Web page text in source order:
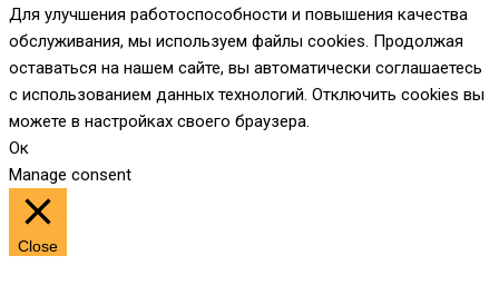
Для улучшения работоспособности и повышения качества
обслуживания, мы используем файлы cookies. Продолжая
оставаться на нашем сайте, вы автоматически соглашаетесь
с использованием данных технологий. Отключить cookies вы
можете в настройках своего браузера.
Ок
Manage consent
Close